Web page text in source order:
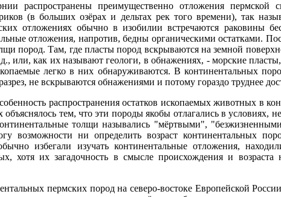
распространены преимущественно отложения
(в больших озёрах и дельтах рек того времени), так
отложениях обычно в изобилии встречаются раковины
отложения, напротив, бедны органическими остатками.
пород. Там, где пласты пород вскрываются на земной
или, как их называют геологи, в обнажениях, - морские
легко в них обнаруживаются. В континентальных
не вскрываются обнажениями и потому гораздо труднее
распространения остатков ископаемых животных в
объяснялось тем, что эти породы якобы отлагались в условиях,
толщи назывались "мёртвыми",
возможности ни определить возраст континентальных
избегали изучать континентальные отложения,
их загадочность в смысле происхождения и возраста
пермских пород на северо-востоке Европейской